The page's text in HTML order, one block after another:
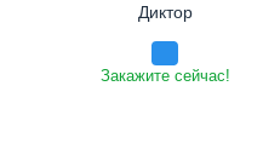
Диктор
Закажите сейчас!